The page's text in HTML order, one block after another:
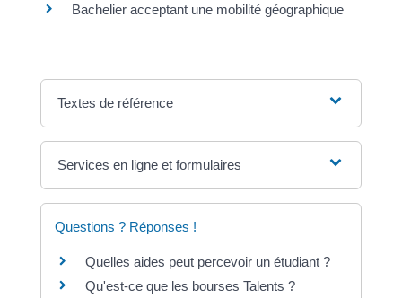
Bachelier acceptant une mobilité géographique
Textes de référence
Services en ligne et formulaires
Questions ? Réponses !
Quelles aides peut percevoir un étudiant ?
Qu'est-ce que les bourses Talents ?